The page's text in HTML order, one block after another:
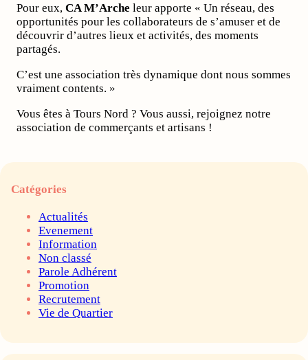
Pour eux, CA M’Arche leur apporte « Un réseau, des
opportunités pour les collaborateurs de s’amuser et de
découvrir d’autres lieux et activités, des moments
partagés.
C’est une association très dynamique dont nous sommes
vraiment contents. »
Vous êtes à Tours Nord ? Vous aussi, rejoignez notre
association de commerçants et artisans !
Catégories
Actualités
Evenement
Information
Non classé
Parole Adhérent
Promotion
Recrutement
Vie de Quartier